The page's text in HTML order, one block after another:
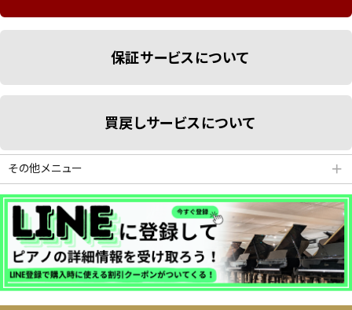
保証サービスについて
買戻しサービスについて
その他メニュー ＋
分割払いシミュレーション
納品・サービス・消音取付可能エリア